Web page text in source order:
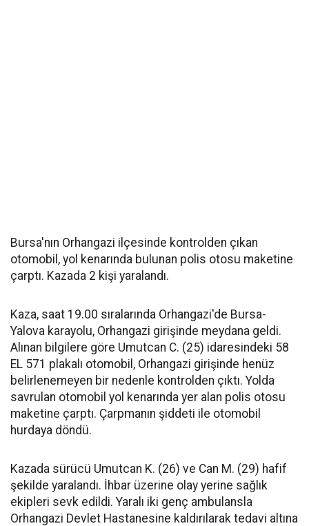
Bursa'nın Orhangazi ilçesinde kontrolden çıkan
otomobil, yol kenarında bulunan polis otosu maketine
çarptı. Kazada 2 kişi yaralandı.
Kaza, saat 19.00 sıralarında Orhangazi'de Bursa-
Yalova karayolu, Orhangazi girişinde meydana geldi.
Alınan bilgilere göre Umutcan C. (25) idaresindeki 58
EL 571 plakalı otomobil, Orhangazi girişinde henüz
belirlenemeyen bir nedenle kontrolden çıktı. Yolda
savrulan otomobil yol kenarında yer alan polis otosu
maketine çarptı. Çarpmanın şiddeti ile otomobil
hurdaya döndü.
Kazada sürücü Umutcan K. (26) ve Can M. (29) hafif
şekilde yaralandı. İhbar üzerine olay yerine sağlık
ekipleri sevk edildi. Yaralı iki genç ambulansla
Orhangazi Devlet Hastanesine kaldırılarak tedavi altına